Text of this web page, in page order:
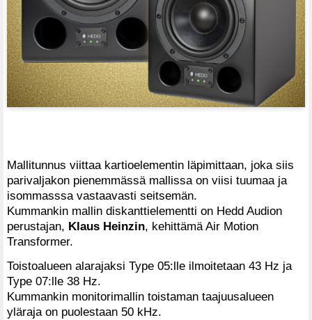
Mallitunnus viittaa kartioelementin läpimittaan, joka siis
parivaljakon pienemmässä mallissa on viisi tuumaa ja
isommasssa vastaavasti seitsemän.
Kummankin mallin diskanttielementti on Hedd Audion
perustajan, Klaus Heinzin, kehittämä Air Motion
Transformer.
Toistoalueen alarajaksi Type 05:lle ilmoitetaan 43 Hz ja
Type 07:lle 38 Hz.
Kummankin monitorimallin toistaman taajuusalueen
yläraja on puolestaan 50 kHz.